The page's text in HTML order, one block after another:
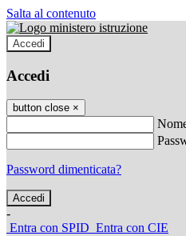
Salta al contenuto
Accedi
Accedi
button close ×
Password dimenticata?
-
Entra con SPID Entra con CIE